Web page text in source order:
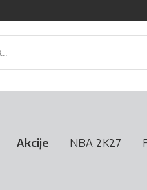
Akcije NBA 2K27